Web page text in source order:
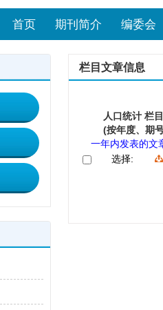
首页 期刊简介 编委会
栏目文章信息
人口统计 栏
(按年度、期
一年内发表的文
选择: